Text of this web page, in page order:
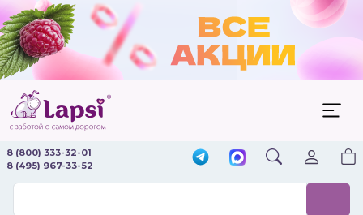
8 (800) 333-32-01
8 (495) 967-33-52